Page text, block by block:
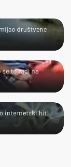
društvene
se to radi na
internetski hit!